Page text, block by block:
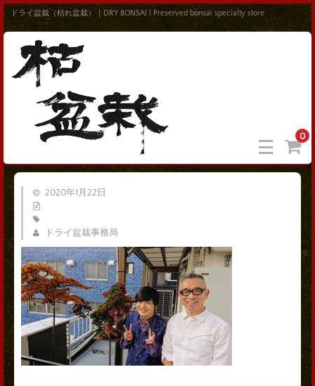
ドライ盆栽（枯れ盆栽）｜DRY BONSAI | Preserved bonsai specialty store
0
2020年1月22日
ドライ盆栽事務局